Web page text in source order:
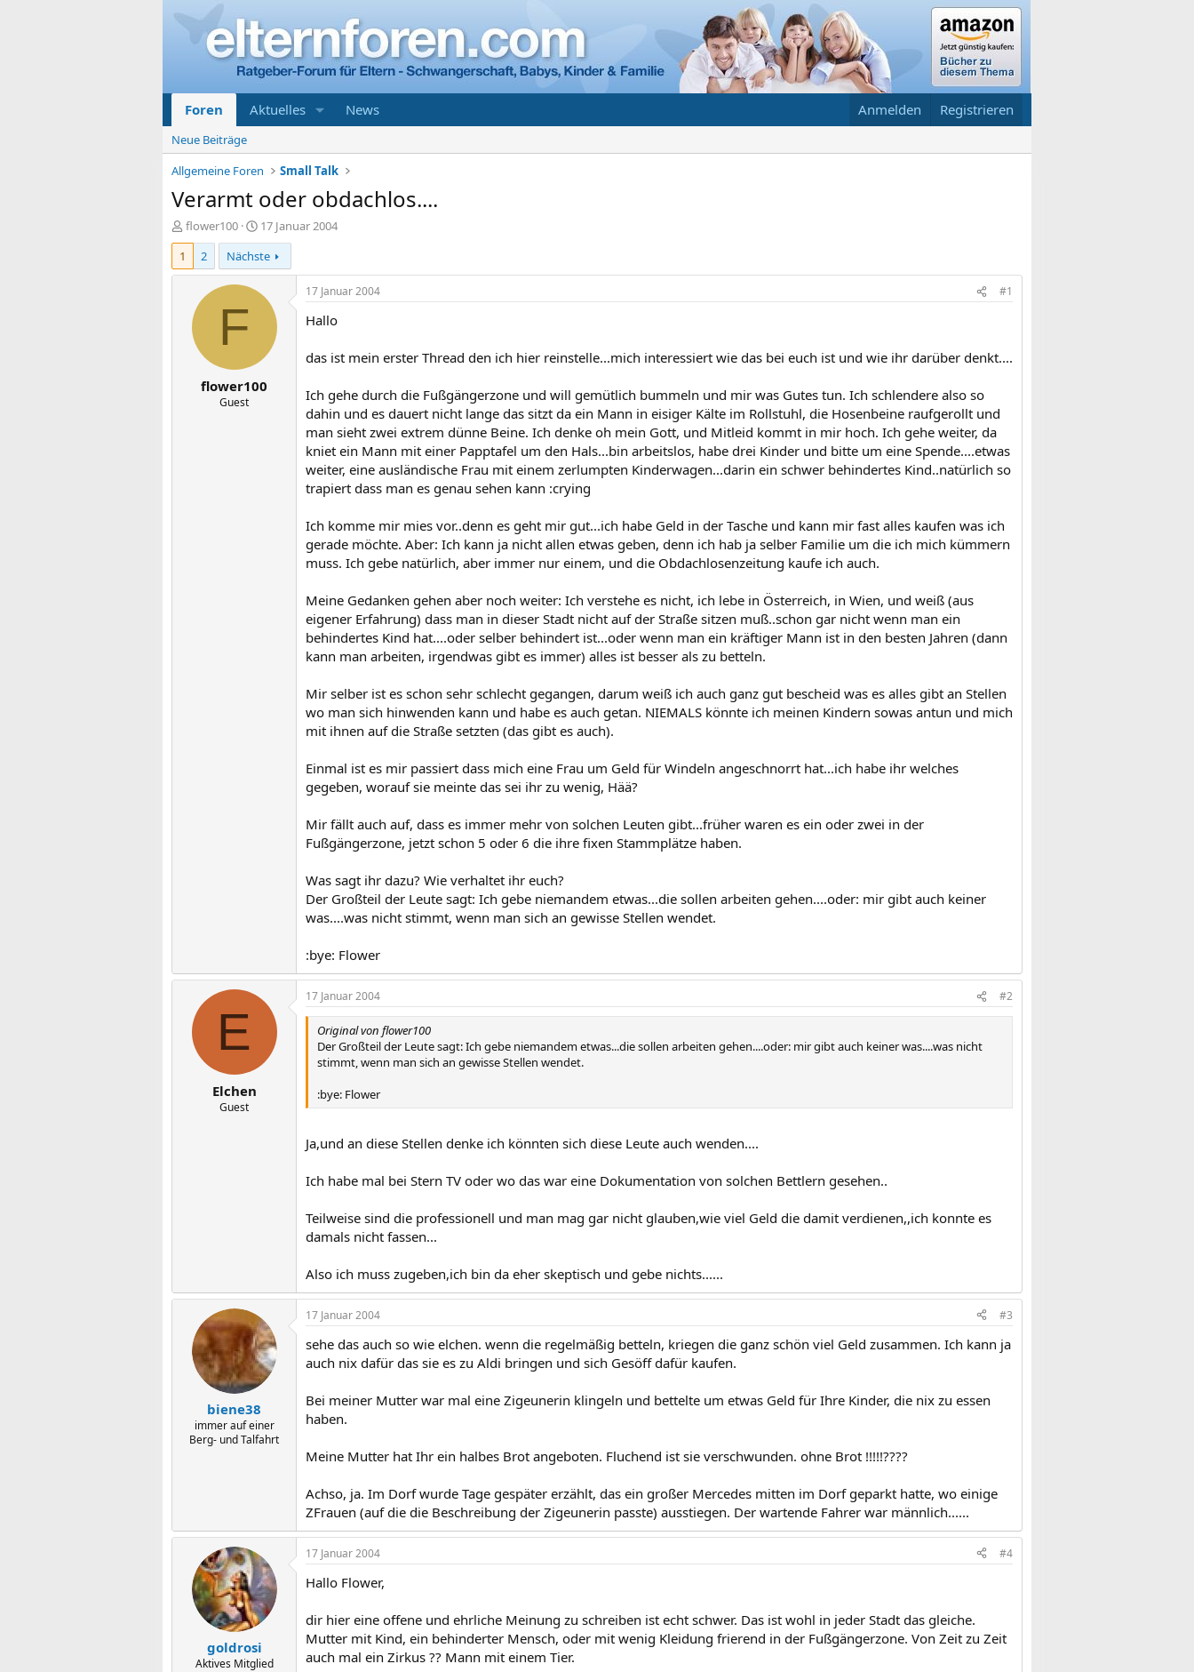
Foren Aktuelles News Anmelden Registrieren
Neue Beiträge
Allgemeine Foren
Small Talk
Verarmt oder obdachlos....
E
r
t
flower100
E
r
s
t
e
a
17 Januar 2004
1
2 Nächste
F
flower100
Guest
17 Januar 2004 #1
Hallo
das ist mein erster Thread den ich hier reinstelle...mich interessiert wie das bei euch ist und wie ihr darüber denkt....
Ich gehe durch die Fußgängerzone und will gemütlich bummeln und mir was Gutes tun. Ich schlendere also so
dahin und es dauert nicht lange das sitzt da ein Mann in eisiger Kälte im Rollstuhl, die Hosenbeine raufgerollt und
man sieht zwei extrem dünne Beine. Ich denke oh mein Gott, und Mitleid kommt in mir hoch. Ich gehe weiter, da
kniet ein Mann mit einer Papptafel um den Hals...bin arbeitslos, habe drei Kinder und bitte um eine Spende....etwas
weiter, eine ausländische Frau mit einem zerlumpten Kinderwagen...darin ein schwer behindertes Kind..natürlich so
trapiert dass man es genau sehen kann :crying
Ich komme mir mies vor..denn es geht mir gut...ich habe Geld in der Tasche und kann mir fast alles kaufen was ich
gerade möchte. Aber: Ich kann ja nicht allen etwas geben, denn ich hab ja selber Familie um die ich mich kümmern
muss. Ich gebe natürlich, aber immer nur einem, und die Obdachlosenzeitung kaufe ich auch.
Meine Gedanken gehen aber noch weiter: Ich verstehe es nicht, ich lebe in Österreich, in Wien, und weiß (aus
eigener Erfahrung) dass man in dieser Stadt nicht auf der Straße sitzen muß..schon gar nicht wenn man ein
behindertes Kind hat....oder selber behindert ist...oder wenn man ein kräftiger Mann ist in den besten Jahren (dann
kann man arbeiten, irgendwas gibt es immer) alles ist besser als zu betteln.
Mir selber ist es schon sehr schlecht gegangen, darum weiß ich auch ganz gut bescheid was es alles gibt an Stellen
wo man sich hinwenden kann und habe es auch getan. NIEMALS könnte ich meinen Kindern sowas antun und mich
mit ihnen auf die Straße setzten (das gibt es auch).
Einmal ist es mir passiert dass mich eine Frau um Geld für Windeln angeschnorrt hat...ich habe ihr welches
gegeben, worauf sie meinte das sei ihr zu wenig, Hää?
Mir fällt auch auf, dass es immer mehr von solchen Leuten gibt...früher waren es ein oder zwei in der
Fußgängerzone, jetzt schon 5 oder 6 die ihre fixen Stammplätze haben.
Was sagt ihr dazu? Wie verhaltet ihr euch?
Der Großteil der Leute sagt: Ich gebe niemandem etwas...die sollen arbeiten gehen....oder: mir gibt auch keiner
was....was nicht stimmt, wenn man sich an gewisse Stellen wendet.
:bye: Flower
E
Elchen
Guest
17 Januar 2004 #2
Original von flower100
Der Großteil der Leute sagt: Ich gebe niemandem etwas...die sollen arbeiten gehen....oder: mir gibt auch keiner was....was nicht
stimmt, wenn man sich an gewisse Stellen wendet.
:bye: Flower
Ja,und an diese Stellen denke ich könnten sich diese Leute auch wenden....
Ich habe mal bei Stern TV oder wo das war eine Dokumentation von solchen Bettlern gesehen..
Teilweise sind die professionell und man mag gar nicht glauben,wie viel Geld die damit verdienen,,ich konnte es
damals nicht fassen...
Also ich muss zugeben,ich bin da eher skeptisch und gebe nichts......
biene38
immer auf einer
Berg- und Talfahrt
17 Januar 2004 #3
sehe das auch so wie elchen. wenn die regelmäßig betteln, kriegen die ganz schön viel Geld zusammen. Ich kann ja
auch nix dafür das sie es zu Aldi bringen und sich Gesöff dafür kaufen.
Bei meiner Mutter war mal eine Zigeunerin klingeln und bettelte um etwas Geld für Ihre Kinder, die nix zu essen
haben.
Meine Mutter hat Ihr ein halbes Brot angeboten. Fluchend ist sie verschwunden. ohne Brot !!!!!????
Achso, ja. Im Dorf wurde Tage gespäter erzählt, das ein großer Mercedes mitten im Dorf geparkt hatte, wo einige
ZFrauen (auf die die Beschreibung der Zigeunerin passte) ausstiegen. Der wartende Fahrer war männlich......
goldrosi
Aktives Mitglied
17 Januar 2004 #4
Hallo Flower,
dir hier eine offene und ehrliche Meinung zu schreiben ist echt schwer. Das ist wohl in jeder Stadt das gleiche.
Mutter mit Kind, ein behinderter Mensch, oder mit wenig Kleidung frierend in der Fußgängerzone. Von Zeit zu Zeit
auch mal ein Zirkus ?? Mann mit einem Tier.